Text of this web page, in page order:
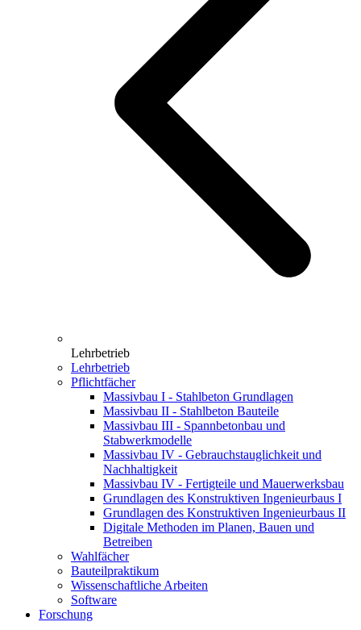
Lehrbetrieb
Lehrbetrieb
Pflichtfächer
Massivbau I - Stahlbeton Grundlagen
Massivbau II - Stahlbeton Bauteile
Massivbau III - Spannbetonbau und
Stabwerkmodelle
Massivbau IV - Gebrauchstauglichkeit und
Nachhaltigkeit
Massivbau IV - Fertigteile und Mauerwerksbau
Grundlagen des Konstruktiven Ingenieurbaus I
Grundlagen des Konstruktiven Ingenieurbaus II
Digitale Methoden im Planen, Bauen und
Betreiben
Wahlfächer
Bauteilpraktikum
Wissenschaftliche Arbeiten
Software
Forschung